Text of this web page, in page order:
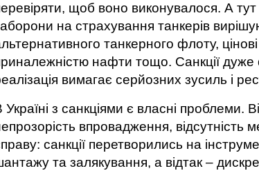
щоб воно виконувалося. А тут
на страхування танкерів
танкерного флоту, цінові
нафти тощо. Санкції дуже
вимагає серйозних зусиль і
Україні з санкціями є власні проблеми.
впровадження,
санкції перетворились на
та залякування, а відтак –